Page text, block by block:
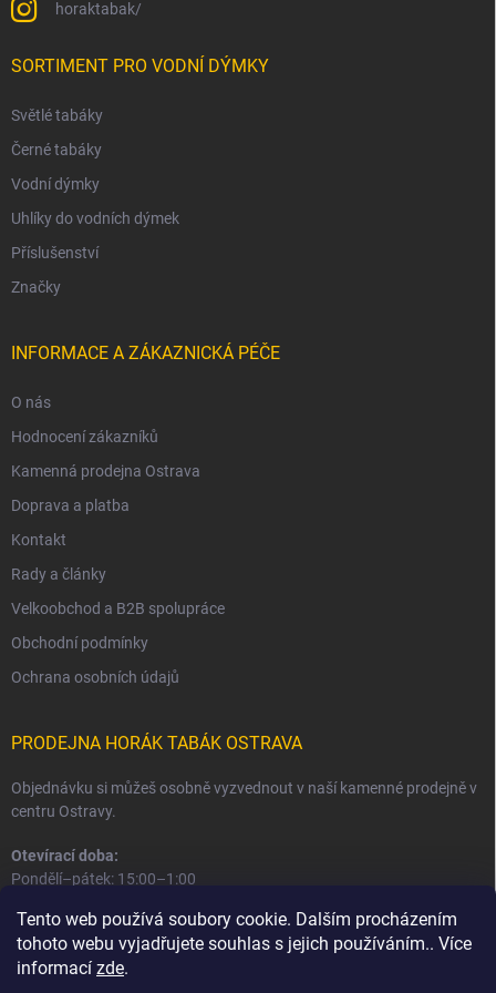
Tento web používá soubory cookie. Dalším procházením
tohoto webu vyjadřujete souhlas s jejich používáním.. Více
informací zde.
horaktabak/
SORTIMENT PRO VODNÍ DÝMKY
Světlé tabáky
Černé tabáky
Vodní dýmky
Uhlíky do vodních dýmek
Příslušenství
Značky
INFORMACE A ZÁKAZNICKÁ PÉČE
O nás
Hodnocení zákazníků
Kamenná prodejna Ostrava
Doprava a platba
Kontakt
Rady a články
Velkoobchod a B2B spolupráce
Obchodní podmínky
Ochrana osobních údajů
PRODEJNA HORÁK TABÁK OSTRAVA
Objednávku si můžeš osobně vyzvednout v naší kamenné prodejně v
centru Ostravy.
Otevírací doba:
Pondělí–pátek: 15:00–1:00
Informace o prodejně a osobním odběru